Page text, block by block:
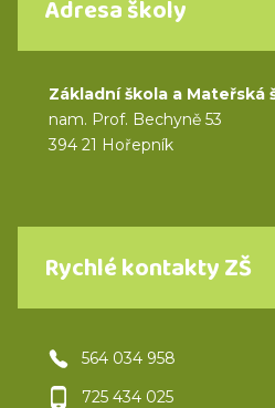
Adresa školy
Základní škola a Mateřská
nam. Prof. Bechyně 53
394 21 Hořepník
Rychlé kontakty ZŠ
564 034 958
725 434 025